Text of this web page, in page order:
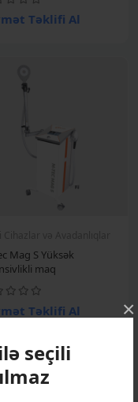
seçili
×
Təklifi Al
Mag S Yüksək
maq
Təklifi Al